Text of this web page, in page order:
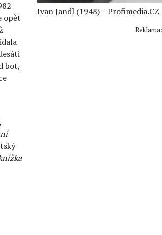
opět
bot,
Ivan Jandl (1948) – Profimedia.CZ
Reklama: